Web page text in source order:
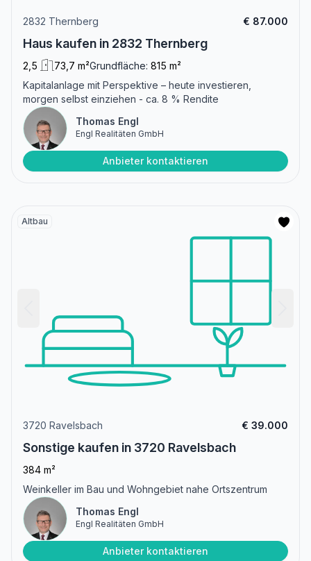
2832 Thernberg € 87.000
Haus kaufen in 2832 Thernberg
2,5 73,7 m²Grundfläche: 815 m²
Kapitalanlage mit Perspektive – heute investieren,
morgen selbst einziehen - ca. 8 % Rendite
Thomas Engl
Engl Realitäten GmbH
Anbieter kontaktieren
Altbau
3720 Ravelsbach € 39.000
Sonstige kaufen in 3720 Ravelsbach
384 m²
Weinkeller im Bau und Wohngebiet nahe Ortszentrum
Thomas Engl
Engl Realitäten GmbH
Anbieter kontaktieren